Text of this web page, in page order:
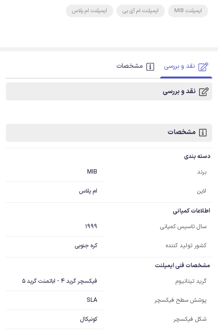
ایمپلنت MIB ایمپلنت ام آی بی ایمپلنت ام پلاس
نقد و بررسی مشخصات
نقد و بررسی
مشخصات
دسته بندی
برند
MIB
لاین ام پلاس
اطلاعات کمپانی
سال تاسیس کمپانی
1999
کشور تولید کننده کره جنوبی
مشخصات فنی ایمپلنت
گرید تیتانیوم
فیکسچر گرید 4 - اباتمنت گرید 5
پوشش سطح فیکسچر SLA
شکل فیکسچر کونیکال